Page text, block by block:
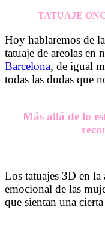
TATUAJE
Hoy hablaremos de
tatuaje de areolas en
Barcelona, de igual
todas las dudas que
Más allá de lo
Los tatuajes 3D en la
emocional de las
que sientan una